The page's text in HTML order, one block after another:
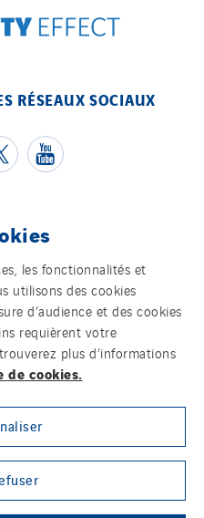
RÉSEAUX SOCIAUX
légales
des données
2029 | Instech
– Axians Canada
groupe
les fonctionnalités et
utilisons des cookies
d’audience et des cookies
requièrent votre
plus d’informations
de cookies.